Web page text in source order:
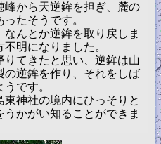
峰から天逆鉾を担ぎ、麓の
たそうです。
んとか逆鉾を取り戻しま
明になりました。
りてきたと思い、逆鉾は山
逆鉾を作り、それをしば
です。
神社の境内にひっそりと
かがい知ることができま